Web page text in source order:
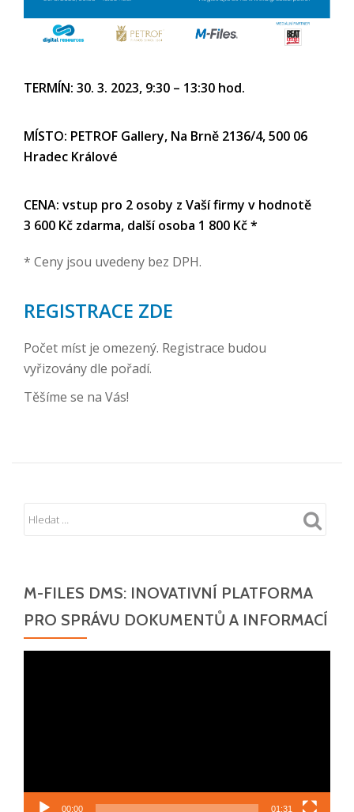
TERMÍN: 30. 3. 2023, 9:30 – 13:30 hod.
MÍSTO: PETROF Gallery, Na Brně 2136/4, 500 06
Hradec Králové
CENA: vstup pro 2 osoby z Vaší firmy v hodnotě
3 600 Kč zdarma, další osoba 1 800 Kč *
* Ceny jsou uvedeny bez DPH.
REGISTRACE ZDE
Počet míst je omezený. Registrace budou
vyřizovány dle pořadí.
Těšíme se na Vás!
M-FILES DMS: INOVATIVNÍ PLATFORMA
PRO SPRÁVU DOKUMENTŮ A INFORMACÍ
00:00 01:31